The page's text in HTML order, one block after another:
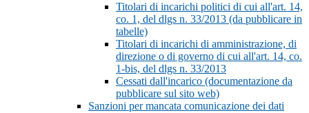
Titolari di incarichi politici di cui all'art. 14,
co. 1, del dlgs n. 33/2013 (da pubblicare in
tabelle)
Titolari di incarichi di amministrazione, di
direzione o di governo di cui all'art. 14, co.
1-bis, del dlgs n. 33/2013
Cessati dall'incarico (documentazione da
pubblicare sul sito web)
Sanzioni per mancata comunicazione dei dati